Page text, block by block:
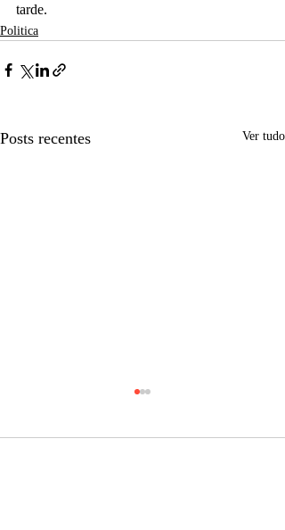
tarde.
Politica
Posts recentes Ver tudo